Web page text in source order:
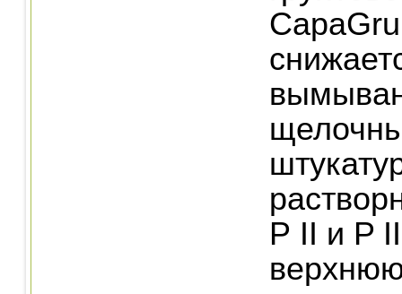
Р II и P